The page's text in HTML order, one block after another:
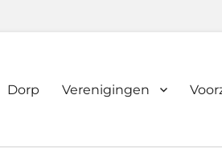
Dorp Verenigingen